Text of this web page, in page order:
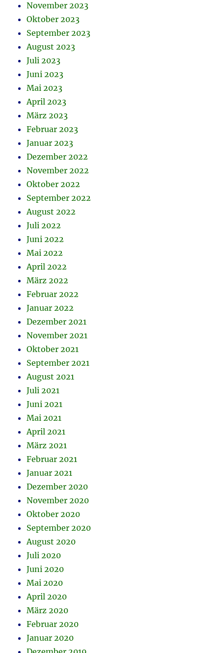
November 2023
Oktober 2023
September 2023
August 2023
Juli 2023
Juni 2023
Mai 2023
April 2023
März 2023
Februar 2023
Januar 2023
Dezember 2022
November 2022
Oktober 2022
September 2022
August 2022
Juli 2022
Juni 2022
Mai 2022
April 2022
März 2022
Februar 2022
Januar 2022
Dezember 2021
November 2021
Oktober 2021
September 2021
August 2021
Juli 2021
Juni 2021
Mai 2021
April 2021
März 2021
Februar 2021
Januar 2021
Dezember 2020
November 2020
Oktober 2020
September 2020
August 2020
Juli 2020
Juni 2020
Mai 2020
April 2020
März 2020
Februar 2020
Januar 2020